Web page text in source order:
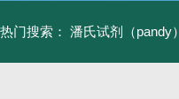
热门搜索： 潘氏试剂（pandy）